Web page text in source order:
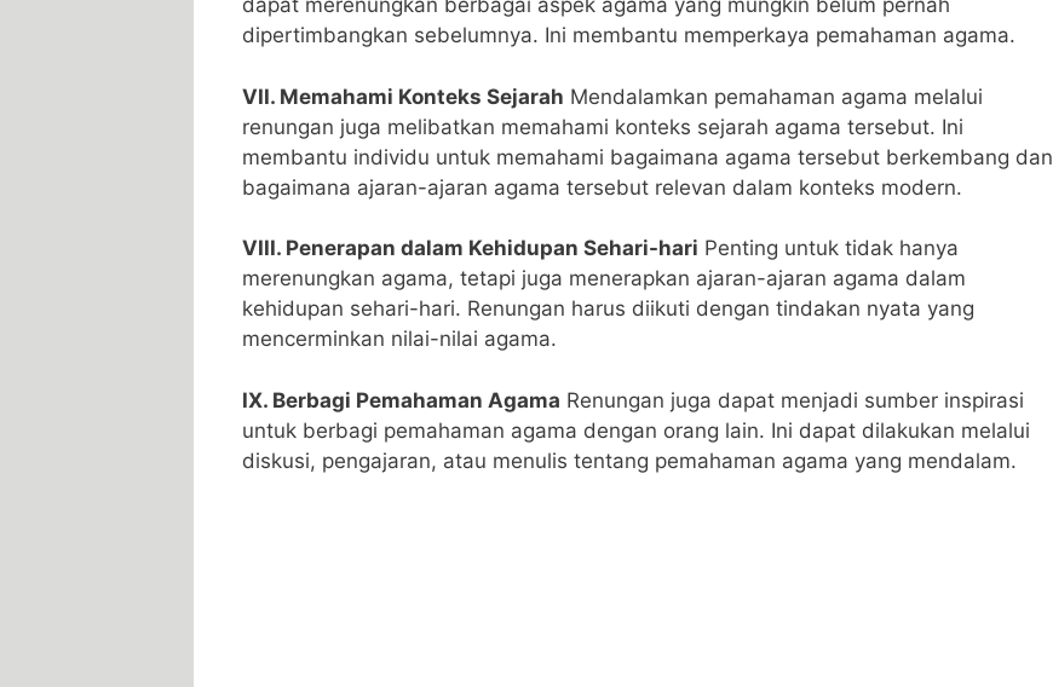
dapat merenungkan berbagai aspek agama yang mungkin belum pernah
dipertimbangkan sebelumnya. Ini membantu memperkaya pemahaman agama.
VII. Memahami Konteks Sejarah Mendalamkan pemahaman agama melalui
renungan juga melibatkan memahami konteks sejarah agama tersebut. Ini
membantu individu untuk memahami bagaimana agama tersebut berkembang dan
bagaimana ajaran-ajaran agama tersebut relevan dalam konteks modern.
VIII. Penerapan dalam Kehidupan Sehari-hari Penting untuk tidak hanya
merenungkan agama, tetapi juga menerapkan ajaran-ajaran agama dalam
kehidupan sehari-hari. Renungan harus diikuti dengan tindakan nyata yang
mencerminkan nilai-nilai agama.
IX. Berbagi Pemahaman Agama Renungan juga dapat menjadi sumber inspirasi
untuk berbagi pemahaman agama dengan orang lain. Ini dapat dilakukan melalui
diskusi, pengajaran, atau menulis tentang pemahaman agama yang mendalam.